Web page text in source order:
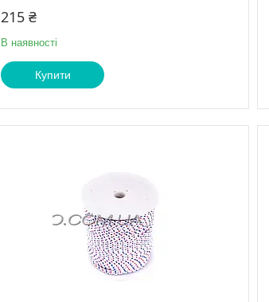
215 ₴
В наявності
Купити